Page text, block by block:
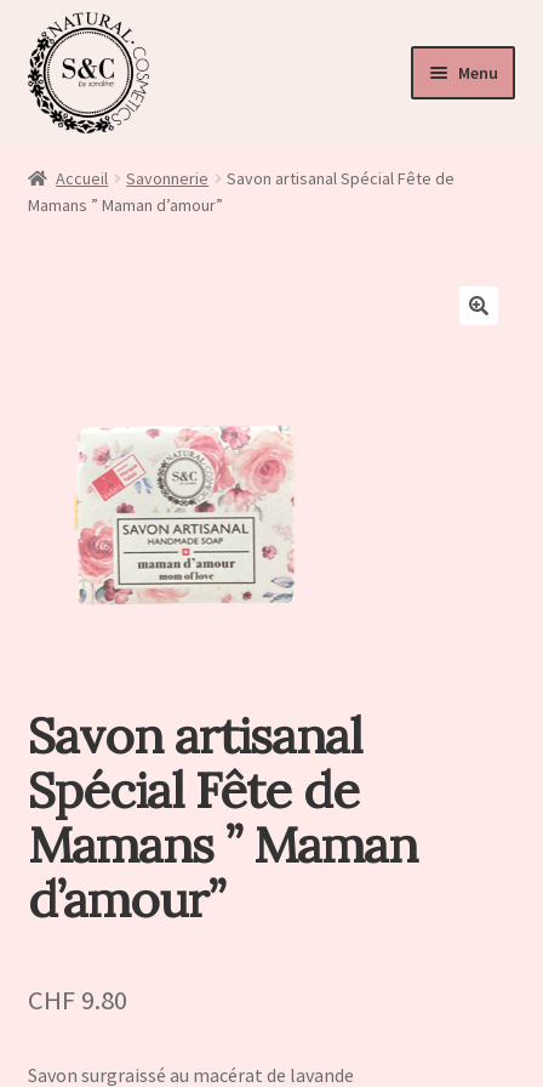
Menu
Accueil Savonnerie
Savon artisanal Spécial Fête de
Mamans ” Maman d’amour”
Savon artisanal
Spécial Fête de
Mamans ” Maman
d’amour”
CHF9.80
Savon surgraissé au macérat de lavande